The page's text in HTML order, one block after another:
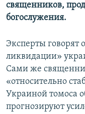
священников,
богослужения.
Эксперты говорят
ликвидации»
Сами же
«относительно
Украиной томоса
прогнозируют